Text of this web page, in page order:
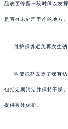
品表面停留一段时间以发
是否有未处理干净的地方。
维护保养避免再次生锈
即使成功去除了现有
包括定期清洁并保持干燥
提供额外保护。